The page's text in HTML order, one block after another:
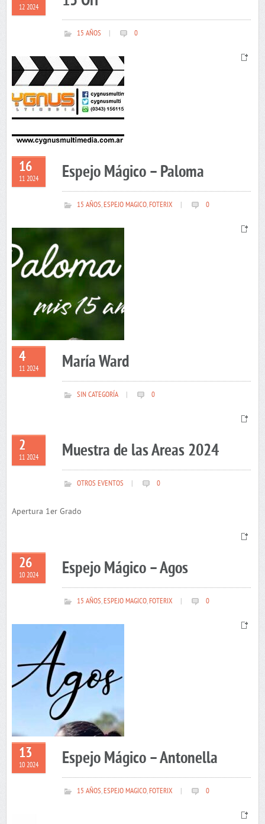
12 2024
15 AÑOS 0
16
11 2024 Espejo Mágico – Paloma
15 AÑOS,ESPEJO MAGICO,FOTERIX 0
4
11 2024 María Ward
SIN CATEGORÍA 0
2
11 2024 Muestra de las Areas 2024
OTROS EVENTOS 0
Apertura 1er Grado
26
10 2024 Espejo Mágico – Agos
15 AÑOS,ESPEJO MAGICO,FOTERIX 0
13
10 2024 Espejo Mágico – Antonella
15 AÑOS,ESPEJO MAGICO,FOTERIX 0